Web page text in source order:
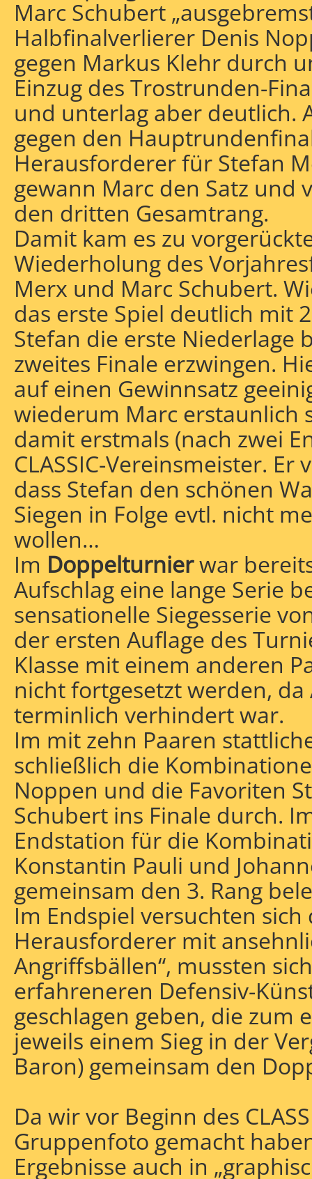
Marc Schubert
Halbfinalverlierer Denis
gegen Markus Klehr durch
Einzug des Trostrunden-
und unterlag aber deutlich.
gegen den
Herausforderer für Stefan
gewann Marc den Satz und
den dritten Gesamtrang.
Damit kam es zu
Wiederholung des
Merx und Marc Schubert.
das erste Spiel deutlich mit
Stefan die erste Niederlage
zweites Finale erzwingen.
auf einen Gewinnsatz
wiederum Marc erstaunlich
damit erstmals (nach zwei
CLASSIC-Vereinsmeister.
dass Stefan den schönen
Siegen in Folge evtl. nicht
wollen…
Im Doppelturnierwar
Aufschlag eine lange Serie
sensationelle Siegesserie
der ersten Auflage des
Klasse mit einem anderen
nicht fortgesetzt werden, da
terminlich verhindert war.
Im mit zehn Paaren
schließlich die
Noppen und die Favoriten
Schubert ins Finale durch.
Endstation für die
Konstantin Pauli und
gemeinsam den 3. Rang
Im Endspiel versuchten
Herausforderer mit
Angriffsbällen“, mussten
erfahreneren Defensiv-
geschlagen geben, die zum
jeweils einem Sieg in der
Baron) gemeinsam den
Da wir vor Beginn des
Gruppenfoto gemacht
Ergebnisse auch in